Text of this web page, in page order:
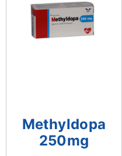
Methyldopa
250mg